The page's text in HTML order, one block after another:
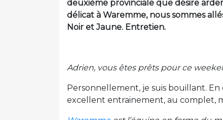
deuxième provinciale que désire
délicat à Waremme, nous sommes
Noir et Jaune. Entretien.
Adrien, vous êtes prêts pour ce
Personnellement, je suis bouillant.
excellent entrainement, au complet,